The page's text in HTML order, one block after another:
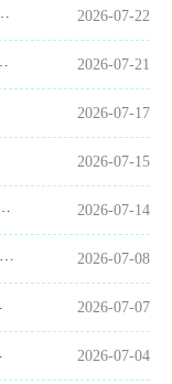
2026-07-22
2026-07-21
2026-07-17
2026-07-15
2026-07-14
2026-07-08
2026-07-07
2026-07-04